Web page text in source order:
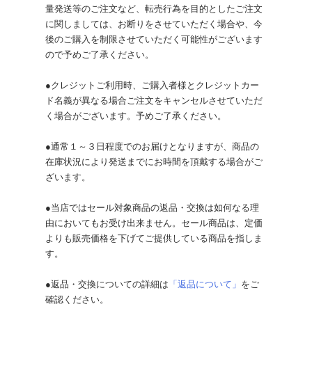
量発送等のご注文など、転売行為を目的としたご注文
に関しましては、お断りをさせていただく場合や、今
後のご購入を制限させていただく可能性がございます
ので予めご了承ください。
●クレジットご利用時、ご購入者様とクレジットカー
ド名義が異なる場合ご注文をキャンセルさせていただ
く場合がございます。予めご了承ください。
●通常１～３日程度でのお届けとなりますが、商品の
在庫状況により発送までにお時間を頂戴する場合がご
ざいます。
●当店ではセール対象商品の返品・交換は如何なる理
由においてもお受け出来ません。セール商品は、定価
よりも販売価格を下げてご提供している商品を指しま
す。
●返品・交換についての詳細は 「返品について」 をご
確認ください。